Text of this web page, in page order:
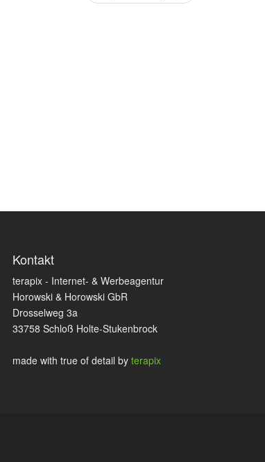
Kontakt
terapix - Internet- & Werbeagentur
Horowski & Horowski GbR
Drosselweg 3a
33758 Schloß Holte-Stukenbrock
made with true of detail by terapix